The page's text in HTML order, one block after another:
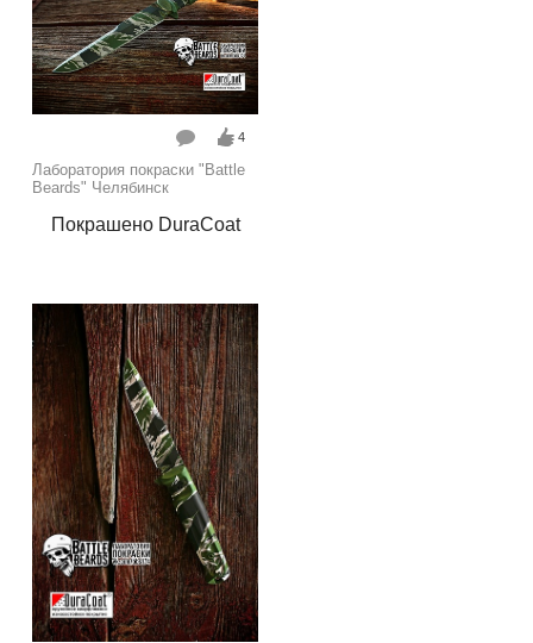
4
Лаборатория покраски "Battle
Beards" Челябинск
Покрашено DuraCoat